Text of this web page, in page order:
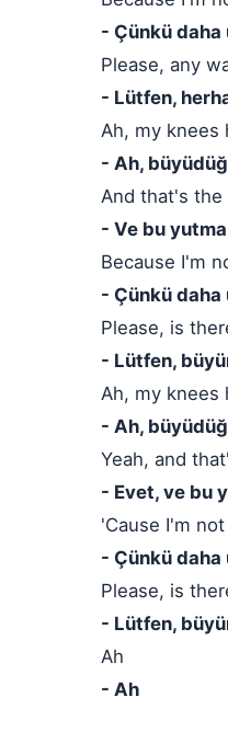
- Çünkü daha
Please, any
- Lütfen,
Ah, my knees
- Ah,
And that's
- Ve bu
Because I'm
- Çünkü
Please, is
- Lütfen,
Ah, my knees
- Ah,
Yeah, and
- Evet, ve bu
'Cause I'm
- Çünkü
Please, is
- Lütfen,
Ah
- Ah